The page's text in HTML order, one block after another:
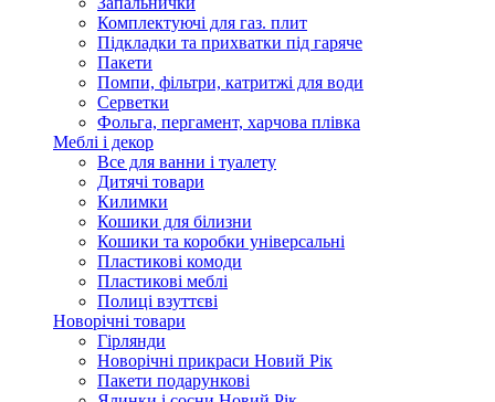
Комплектуючі для газ. плит
Підкладки та прихватки під гаряче
Пакети
Помпи, фільтри, катритжі для води
Серветки
Фольга, пергамент, харчова плівка
Меблі і декор
Все для ванни і туалету
Дитячі товари
Килимки
Кошики для білизни
Кошики та коробки універсальні
Пластикові комоди
Пластикові меблі
Полиці взуттєві
Новорічні товари
Гірлянди
Новорічні прикраси Новий Рік
Пакети подарункові